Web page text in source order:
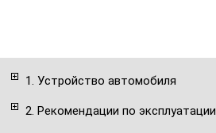
1. Устройство автомобиля
2. Рекомендации по эксплуатации